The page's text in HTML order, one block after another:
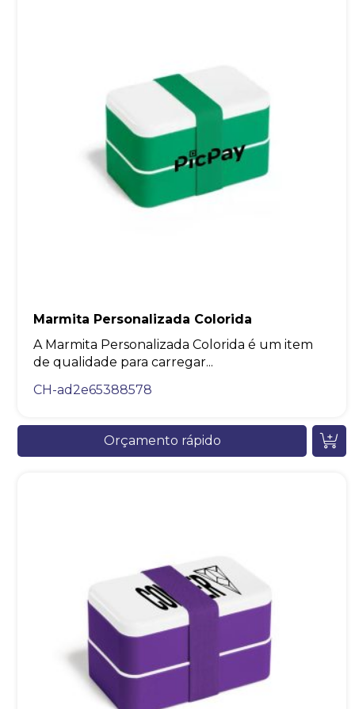
Marmita Personalizada Colorida
A Marmita Personalizada Colorida é um item
de qualidade para carregar...
CH-ad2e65388578
Orçamento rápido